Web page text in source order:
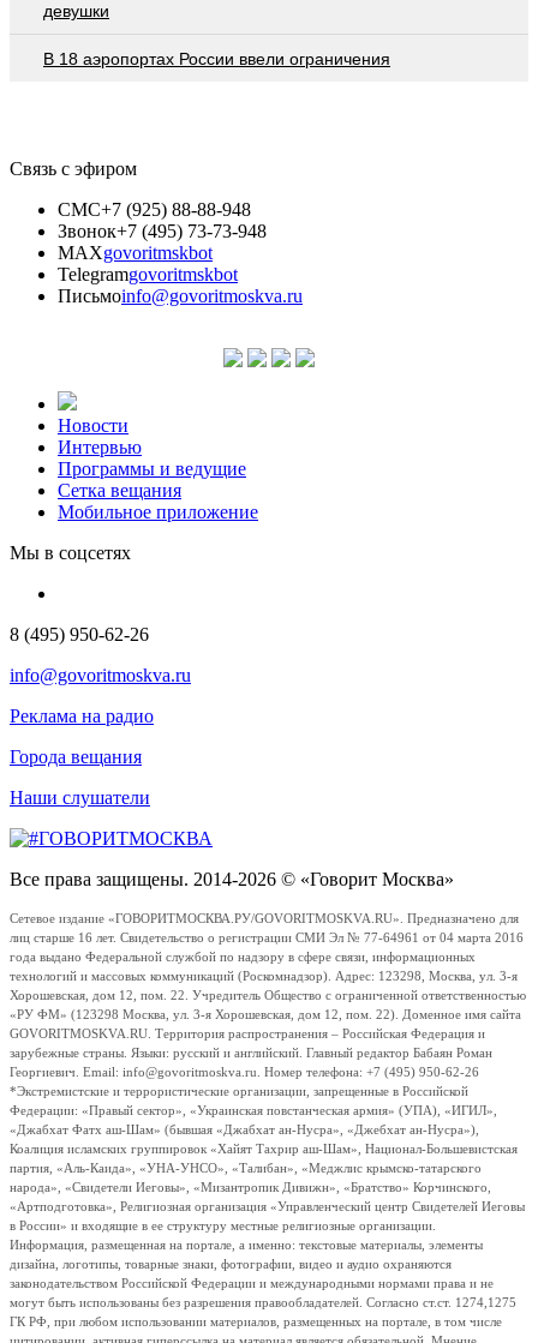
девушки
В 18 аэропортах России ввели ограничения
Связь с эфиром
СМС+7 (925) 88-88-948
Звонок+7 (495) 73-73-948
MAXgovoritmskbot
Telegramgovoritmskbot
Письмоinfo@govoritmoskva.ru
Новости
Интервью
Программы и ведущие
Сетка вещания
Мобильное приложение
Мы в соцсетях
8 (495) 950-62-26
info@govoritmoskva.ru
Реклама на радио
Города вещания
Наши слушатели
Все права защищены. 2014-2026 © «Говорит Москва»
Сетевое издание «ГОВОРИТМОСКВА.РУ/GOVORITMOSKVA.RU». Предназначено для
лиц старше 16 лет. Свидетельство о регистрации СМИ Эл № 77-64961 от 04 марта 2016
года выдано Федеральной службой по надзору в сфере связи, информационных
технологий и массовых коммуникаций (Роскомнадзор). Адрес: 123298, Москва, ул. 3-я
Хорошевская, дом 12, пом. 22. Учредитель Общество с ограниченной ответственностью
«РУ ФМ» (123298 Москва, ул. 3-я Хорошевская, дом 12, пом. 22). Доменное имя сайта
GOVORITMOSKVA.RU. Территория распространения – Российская Федерация и
зарубежные страны. Языки: русский и английский. Главный редактор Бабаян Роман
Георгиевич. Email: info@govoritmoskva.ru. Номер телефона: +7 (495) 950-62-26
*Экстремистские и террористические организации, запрещенные в Российской
Федерации: «Правый сектор», «Украинская повстанческая армия» (УПА), «ИГИЛ»,
«Джабхат Фатх аш-Шам» (бывшая «Джабхат ан-Нусра», «Джебхат ан-Нусра»),
Коалиция исламских группировок «Хайят Тахрир аш-Шам», Национал-Большевистская
партия, «Аль-Каида», «УНА-УНСО», «Талибан», «Меджлис крымско-татарского
народа», «Свидетели Иеговы», «Мизантропик Дивижн», «Братство» Корчинского,
«Артподготовка», Религиозная организация «Управленческий центр Свидетелей Иеговы
в России» и входящие в ее структуру местные религиозные организации.
Информация, размещенная на портале, а именно: текстовые материалы, элементы
дизайна, логотипы, товарные знаки, фотографии, видео и аудио охраняются
законодательством Российской Федерации и международными нормами права и не
могут быть использованы без разрешения правообладателей. Согласно ст.ст. 1274,1275
ГК РФ, при любом использовании материалов, размещенных на портале, в том числе